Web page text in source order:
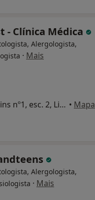
- Clínica Médica
Alergologista,
· Mais
Largo Luzia Maria Martins nº1, esc. 2, Lisboa • Mapa
Alergologista,
· Mais